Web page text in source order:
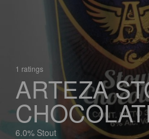
1 ratings
ARTEZA
6.0% Stout